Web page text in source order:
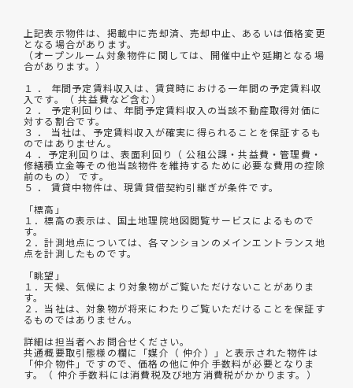
上記表示物件は、掲載中に売却済、売却中止、あるいは価格変更
となる場合があります。
（オープンルーム対象物件に関しては、開催中止や延期となる場
合があります。）
１ ． 年間予定賃料収入は、賃貸時における一年間の予定賃料収
入です。（ 共益費など含む）
２ ． 予定利回りは、年間予定賃料収入の当該不動産取得対価に
対する割合です。
３ ． 当社は、予定賃料収入が確実に得られることを保証するも
のではありません。
４ ．予定利回りは、表面利回り（ 公租公課・共益費・管理費・
修繕積立金等その他当該物件を維持するために必要な費用の控除
前のもの） です。
５ ． 賃貸中物件は、現賃貸借契約引継ぎが条件です。
「標高」
１．標高の表示は、国土地理院地図閲覧サービスによるもので
す。
２．計測地点については、各マンションのメインエントランス地
点を計測したものです。
「眺望」
１．天候、気候により対象物がご覧いただけないことがありま
す。
２．当社は、対象物が将来にわたりご覧いただけることを保証す
るものではありません。
詳細は担当者へお問合せください。
共通概要取引態様の欄に「媒介（ 仲介）」と表示された物件は
「仲介物件」ですので、価格の他に仲介手数料が必要となりま
す。（ 仲介手数料には消費税及び地方消費税がかかります。）